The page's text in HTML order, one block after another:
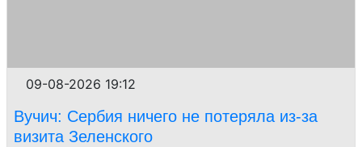
09-08-2026 19:12
Вучич: Сербия ничего не потеряла из-за
визита Зеленского